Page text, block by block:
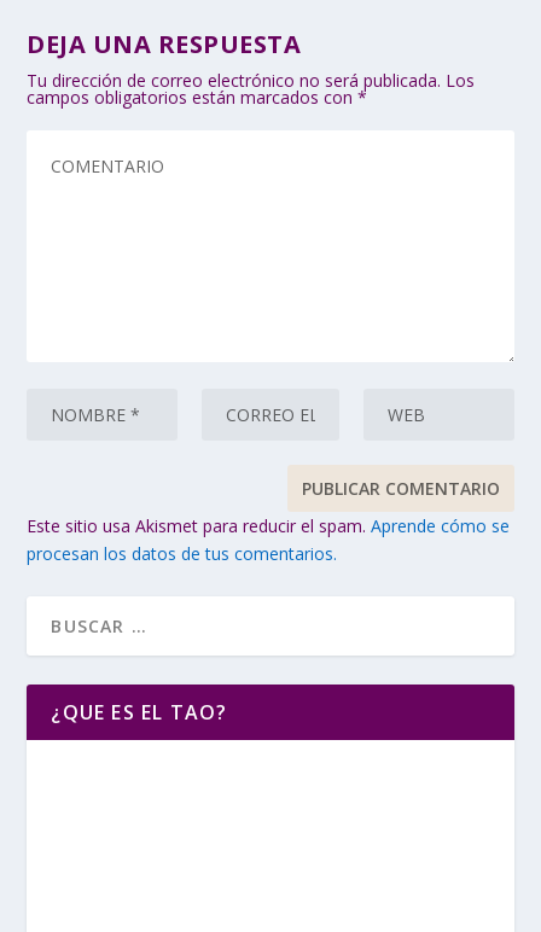
DEJA UNA RESPUESTA
Tu dirección de correo electrónico no será publicada. Los
campos obligatorios están marcados con*
Este sitio usa Akismet para reducir el spam.Aprende cómo se
procesan los datos de tus comentarios.
¿QUE ES EL TAO?